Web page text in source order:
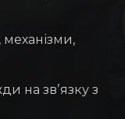
на звʼязку з